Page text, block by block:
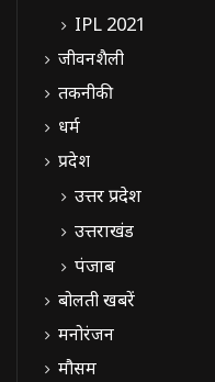
IPL 2021
जीवनशैली
तकनीकी
धर्म
प्रदेश
उत्तर प्रदेश
उत्तराखंड
पंजाब
बोलती खबरें
मनोरंजन
मौसम